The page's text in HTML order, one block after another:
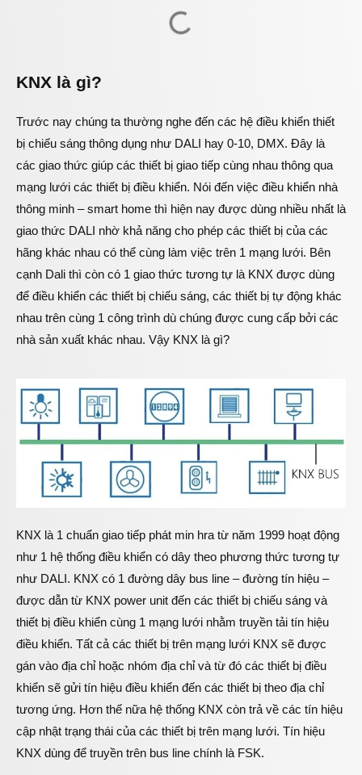
KNX là gì?
Trước nay chúng ta thường nghe đến các hệ điều khiển thiết
bị chiếu sáng thông dụng như DALI hay 0-10, DMX. Đây là
các giao thức giúp các thiết bị giao tiếp cùng nhau thông qua
mạng lưới các thiết bị điều khiển. Nói đến việc điều khiển nhà
thông minh – smart home thì hiện nay được dùng nhiều nhất là
giao thức DALI nhờ khả năng cho phép các thiết bị của các
hãng khác nhau có thể cùng làm việc trên 1 mạng lưới. Bên
cạnh Dali thì còn có 1 giao thức tương tự là KNX được dùng
để điều khiển các thiết bị chiếu sáng, các thiết bị tự động khác
nhau trên cùng 1 công trình dù chúng được cung cấp bởi các
nhà sản xuất khác nhau. Vậy KNX là gì?
KNX là 1 chuẩn giao tiếp phát min hra từ năm 1999 hoạt động
như 1 hệ thống điều khiển có dây theo phương thức tương tự
như DALI. KNX có 1 đường dây bus line – đường tín hiệu –
được dẫn từ KNX power unit đến các thiết bị chiếu sáng và
thiết bị điều khiển cùng 1 mạng lưới nhằm truyền tải tín hiệu
điều khiển. Tất cả các thiết bị trên mạng lưới KNX sẽ được
gán vào địa chỉ hoặc nhóm địa chỉ và từ đó các thiết bị điều
khiển sẽ gửi tín hiệu điều khiển đến các thiết bị theo địa chỉ
tương ứng. Hơn thế nữa hệ thống KNX còn trả về các tín hiệu
cập nhật trạng thái của các thiết bị trên mạng lưới. Tín hiệu
KNX dùng để truyền trên bus line chính là FSK.